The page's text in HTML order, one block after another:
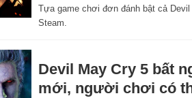
Tựa game chơi đơn đánh bật cả
Steam.
Devil May Cry 5 bất
mới, người chơi có